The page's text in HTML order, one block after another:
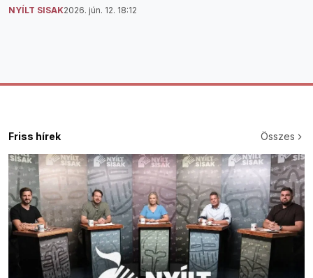
NYÍLT SISAK2026. jún. 12. 18:12
Friss hírek Összes